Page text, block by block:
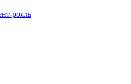
рояль